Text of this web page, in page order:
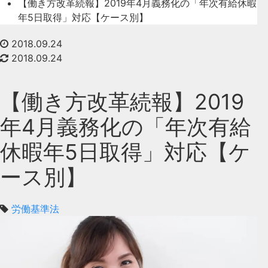
【働き方改革続報】2019年4月義務化の「年次有給休暇
年5日取得」対応【ケース別】
2018.09.24
2018.09.24
【働き方改革続報】2019
年4月義務化の「年次有給
休暇年5日取得」対応【ケ
ース別】
労働基準法